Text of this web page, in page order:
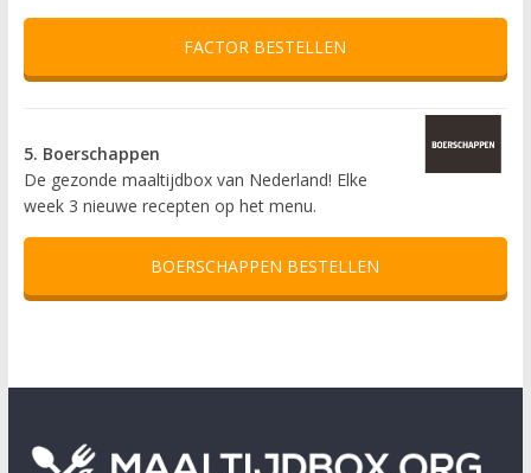
FACTOR BESTELLEN
5. Boerschappen
De gezonde maaltijdbox van Nederland! Elke
week 3 nieuwe recepten op het menu.
BOERSCHAPPEN BESTELLEN